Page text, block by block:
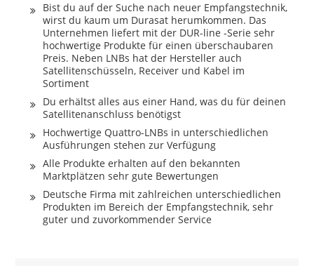
Bist du auf der Suche nach neuer Empfangstechnik,
wirst du kaum um Durasat herumkommen. Das
Unternehmen liefert mit der DUR-line -Serie sehr
hochwertige Produkte für einen überschaubaren
Preis. Neben LNBs hat der Hersteller auch
Satellitenschüsseln, Receiver und Kabel im
Sortiment
Du erhältst alles aus einer Hand, was du für deinen
Satellitenanschluss benötigst
Hochwertige Quattro-LNBs in unterschiedlichen
Ausführungen stehen zur Verfügung
Alle Produkte erhalten auf den bekannten
Marktplätzen sehr gute Bewertungen
Deutsche Firma mit zahlreichen unterschiedlichen
Produkten im Bereich der Empfangstechnik, sehr
guter und zuvorkommender Service